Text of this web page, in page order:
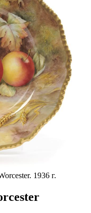
1936 г.